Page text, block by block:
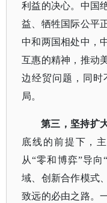
利益的决心。中国
益、牺牲国际公平
中和两国相处中，
互惠的精神，推动
边经贸问题，同时
局。
第三，坚持扩
底线的前提下，
从“零和博弈”导向
域、创新合作模式
致远的必由之路。